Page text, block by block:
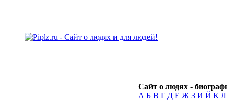
Сайт о людях -
А Б В Г Д Е Ж З И Й К Л